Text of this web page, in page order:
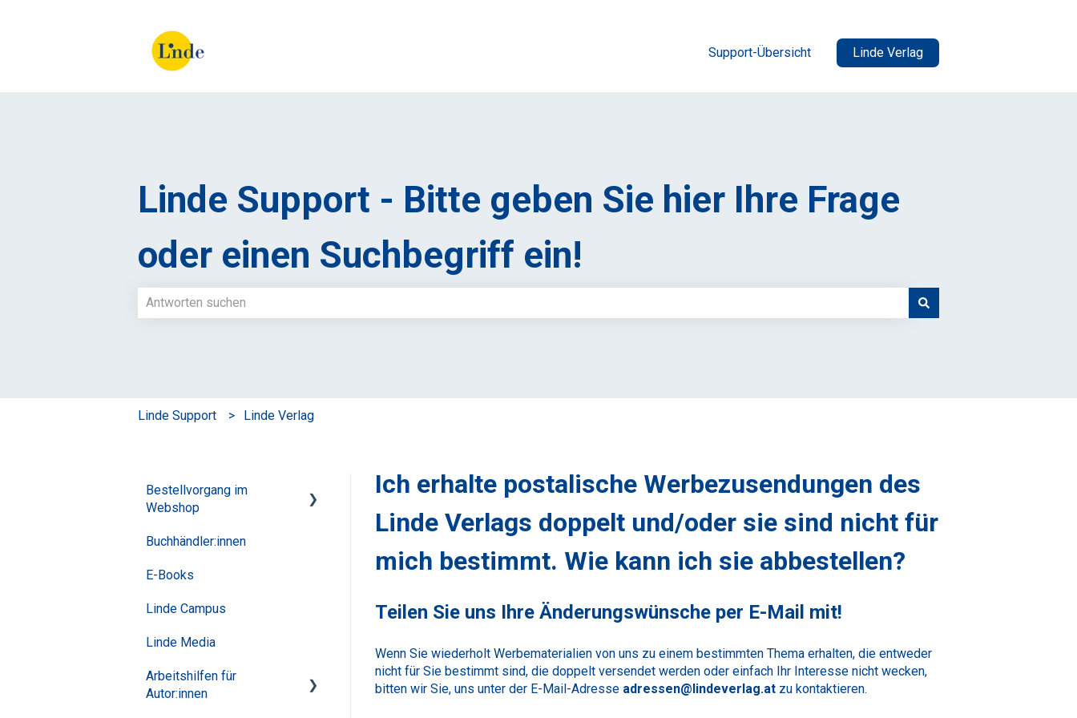
Support-Übersicht Linde Verlag
Linde Support - Bitte geben Sie hier Ihre Frage
oder einen Suchbegriff ein!
Linde Support Linde Verlag
Ich erhalte postalische Werbezusendungen des
Linde Verlags doppelt und/oder sie sind nicht für
mich bestimmt. Wie kann ich sie abbestellen?
Teilen Sie uns Ihre Änderungswünsche per E-Mail mit!
Wenn Sie wiederholt Werbematerialien von uns zu einem bestimmten Thema erhalten, die entweder
nicht für Sie bestimmt sind, die doppelt versendet werden oder einfach Ihr Interesse nicht wecken,
bitten wir Sie, uns unter der E-Mail-Adresse adressen@lindeverlag.atzu kontaktieren.
Bestellvorgang im
Webshop
Häufige Fragen
Buchhändler:innen
E-Books
Linde Campus
Linde Media
Arbeitshilfen für
Autor:innen